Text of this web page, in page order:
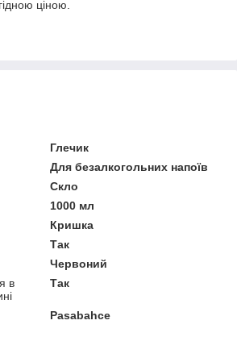
ціною.
Глечик
Для безалкогольних напоїв
Скло
1000 мл
Кришка
Так
Червоний
в
Так
Pasabahce